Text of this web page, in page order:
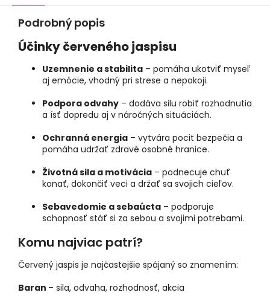
Podrobný popis
Účinky červeného jaspisu
Uzemnenie a stabilita – pomáha ukotviť myseľ
aj emócie, vhodný pri strese a nepokoji.
Podpora odvahy – dodáva silu robiť rozhodnutia
a ísť dopredu aj v náročných situáciách.
Ochranná energia – vytvára pocit bezpečia a
pomáha udržať zdravé osobné hranice.
Životná sila a motivácia – podnecuje chuť
konať, dokončiť veci a držať sa svojich cieľov.
Sebavedomie a sebaúcta – podporuje
schopnosť stáť si za sebou a svojimi potrebami.
Komu najviac patrí?
Červený jaspis je najčastejšie spájaný so znamením:
Baran – sila, odvaha, rozhodnosť, akcia